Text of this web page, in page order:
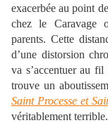
exacerbée au point
chez le Caravage
parents. Cette
d’une distorsion
va s’accentuer au
trouve un
Saint Processe et
véritablement terrible.